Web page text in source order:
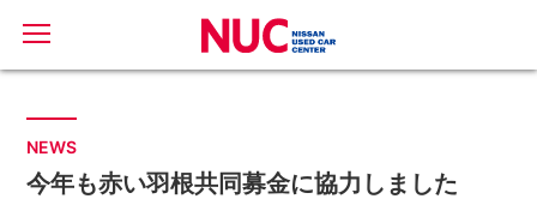
NEWS
今年も赤い羽根共同募金に協力しました